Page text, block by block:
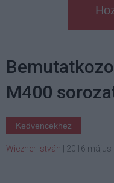
M400
Kedvencekhez
Wiezner István 2016 május